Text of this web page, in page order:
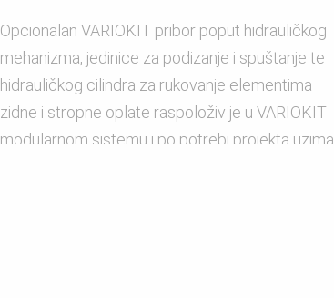
Opcionalan VARIOKIT pribor poput hidrauličkog
mehanizma, jedinice za podizanje i spuštanje te
hidrauličkog cilindra za rukovanje elementima
zidne i stropne oplate raspoloživ je u VARIOKIT
modularnom sistemu i po potrebi projekta uzima